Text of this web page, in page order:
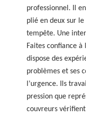
professionnel. Il
plié en deux sur
tempête. Une
Faites confiance à
dispose des
problèmes et ses
l’urgence. Ils
pression que
couvreurs